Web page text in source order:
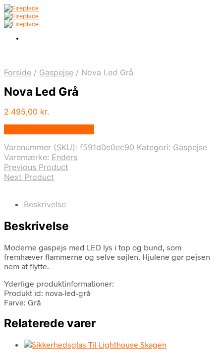
Forside / Gaspejse / Nova Led Grå
Nova Led Grå
2.495,00 kr.
Varenummer (SKU): f591d0e0ec90 Kategori: Gaspejse
Varemærke: Enders
Previous Product
Next Product
Beskrivelse
Beskrivelse
Moderne gaspejs med LED lys i top og bund, som
fremhæver flammerne og selve søjlen. Hjulene gør pejsen
nem at flytte.
Yderlige produktinformationer:
Produkt id: nova-led-grå
Farve: Grå
Relaterede varer